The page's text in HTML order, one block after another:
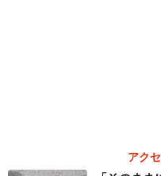
推敲していた時に昔ラジ